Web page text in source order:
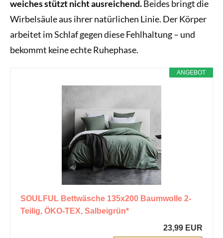
weiches stützt nicht ausreichend.Beides bringt die
Wirbelsäule aus ihrer natürlichen Linie. Der Körper
arbeitet im Schlaf gegen diese Fehlhaltung – und
bekommt keine echte Ruhephase.
ANGEBOT
SOULFUL Bettwäsche 135x200 Baumwolle 2-
Teilig, ÖKO-TEX, Salbeigrün*
23,99 EUR